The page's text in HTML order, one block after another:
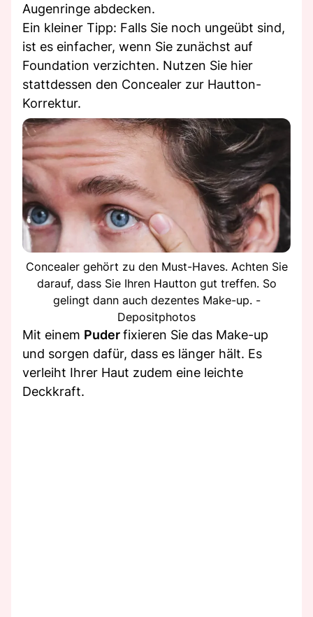
Augenringe abdecken.
Ein kleiner Tipp: Falls Sie noch ungeübt sind,
ist es einfacher, wenn Sie zunächst auf
Foundation verzichten. Nutzen Sie hier
stattdessen den Concealer zur Hautton-
Korrektur.
Concealer gehört zu den Must-Haves. Achten Sie
darauf, dass Sie Ihren Hautton gut treffen. So
gelingt dann auch dezentes Make-up. -
Depositphotos
Mit einem Puderfixieren Sie das Make-up
und sorgen dafür, dass es länger hält. Es
verleiht Ihrer Haut zudem eine leichte
Deckkraft.